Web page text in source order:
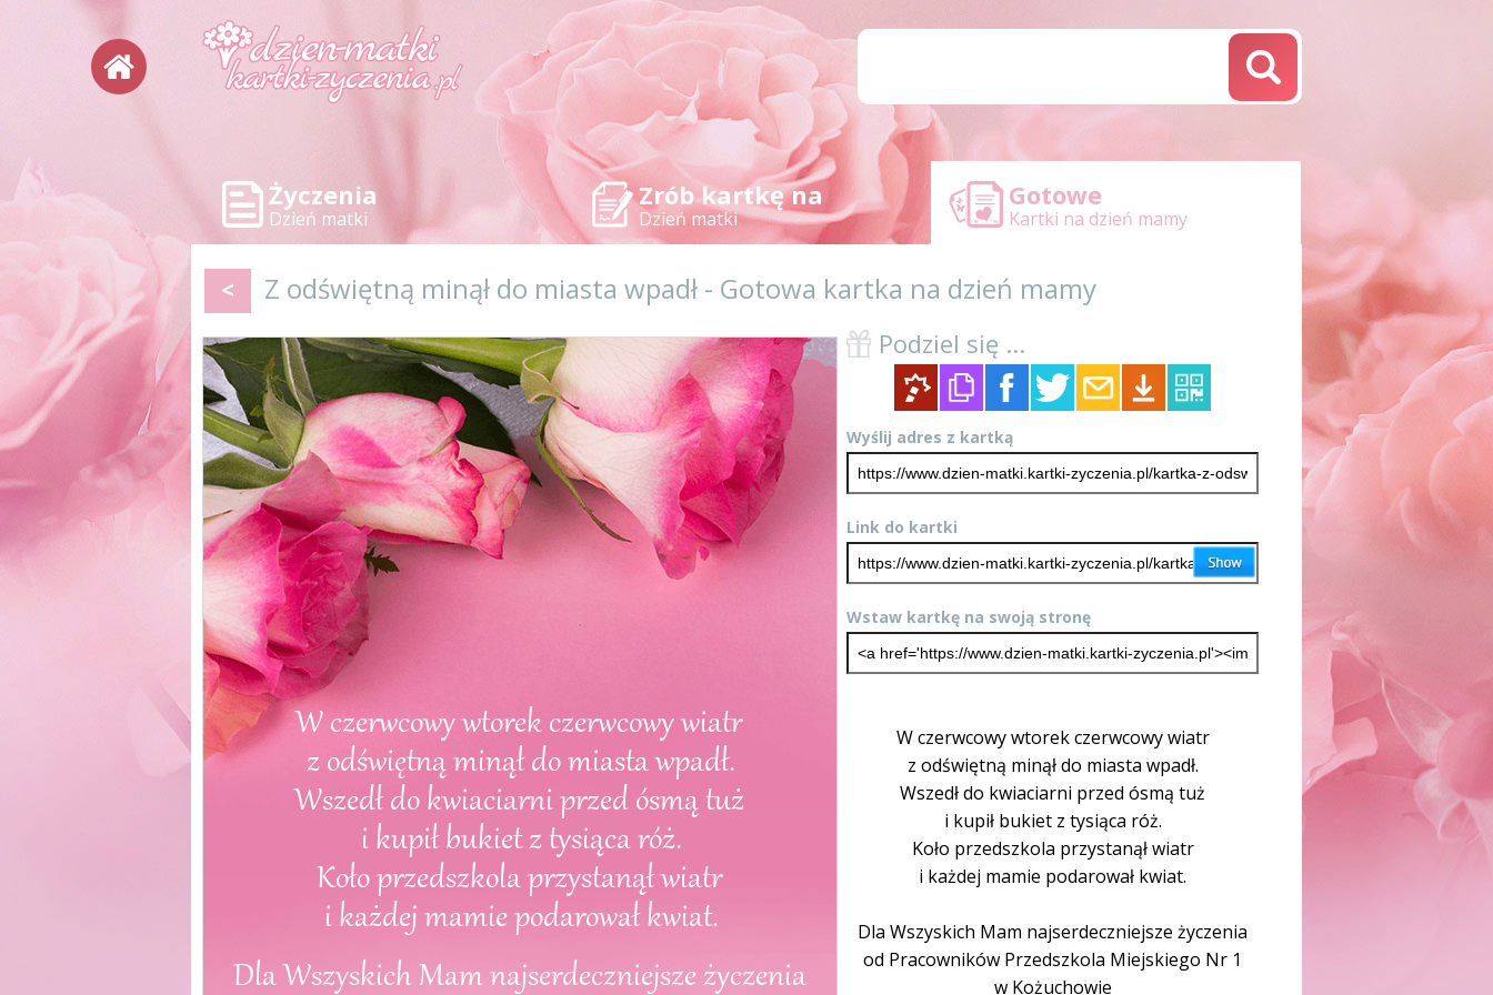
Życzenia
Dzień matki
Zrób kartkę na
Dzień matki
Gotowe
Kartki na dzień mamy
< Z odświętną minął do miasta wpadł - Gotowa kartka na dzień mamy
Podziel się ...
Wyślij adres z kartką
Link do kartki
Wstaw kartkę na swoją stronę
W czerwcowy wtorek czerwcowy wiatr
z odświętną minął do miasta wpadł.
Wszedł do kwiaciarni przed ósmą tuż
i kupił bukiet z tysiąca róż.
Koło przedszkola przystanął wiatr
i każdej mamie podarował kwiat.
Dla Wszyskich Mam najserdeczniejsze życzenia
od Pracowników Przedszkola Miejskiego Nr 1
w Kożuchowie